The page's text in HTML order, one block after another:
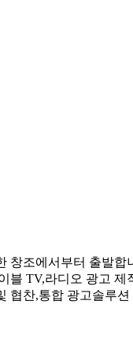
창조에서부터 출발합
블 TV,라디오 광고 제
협찬,통합 광고솔루션